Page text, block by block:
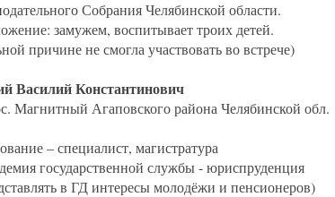
Собрания Челябинской области.
замужем, воспитывает троих детей.
причине не смогла участвовать во встрече)
Василий Константинович
Магнитный Агаповского района Челябинской обл.
– специалист, магистратура
государственной службы - юриспруденция
в ГД интересы молодёжи и пенсионеров)